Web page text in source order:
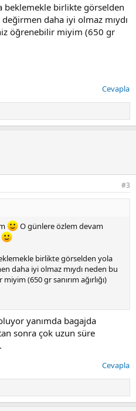
beklemekle birlikte görselden
daha iyi olmaz mıydı
öğrenebilir miyim (650 gr
Cevapla
#3
O günlere özlem devam
birlikte görselden yola
daha iyi olmaz mıydı neden bu
(650 gr sanırım ağırlığı)
yanımda bagajda
sonra çok uzun süre
Cevapla